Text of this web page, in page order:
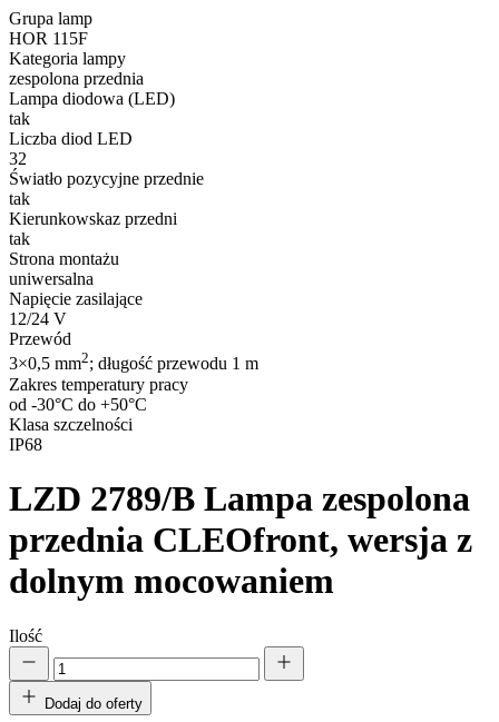
Grupa lamp
HOR 115F
Kategoria lampy
zespolona przednia
Lampa diodowa (LED)
tak
Liczba diod LED
32
Światło pozycyjne przednie
tak
Kierunkowskaz przedni
tak
Strona montażu
uniwersalna
Napięcie zasilające
12/24 V
Przewód
3×0,5 mm2; długość przewodu 1 m
Zakres temperatury pracy
od -30°C do +50°C
Klasa szczelności
IP68
LZD 2789/B Lampa zespolona
przednia CLEOfront, wersja z
dolnym mocowaniem
Ilość
Dodaj do oferty